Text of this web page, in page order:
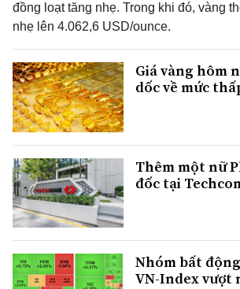
đồng loạt tăng nhẹ. Trong khi đó, vàng
nhẹ lên 4.062,6 USD/ounce.
Giá vàng hôm
dốc về mức
Thêm một nữ
đốc tại
Nhóm bất
VN-Index vượt